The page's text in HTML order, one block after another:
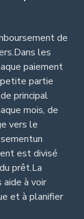
de
les
paiement
partie
principal
mois, de
vers le
est divisé
prêt.La
à voir
et à planifier